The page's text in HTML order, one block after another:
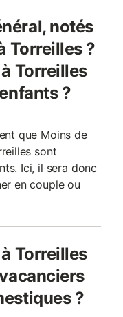
notés
Torreilles ?
Torreilles
?
que Moins de
sont
Ici, il sera donc
en couple ou
Torreilles
?